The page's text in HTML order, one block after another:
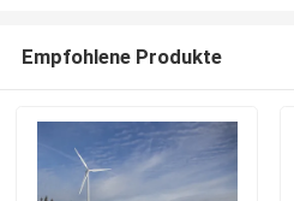
Empfohlene Produkte